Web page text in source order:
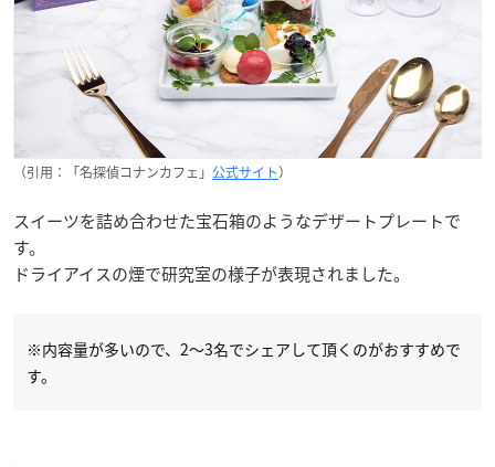
（引用：「名探偵コナンカフェ」 公式サイト）
スイーツを詰め合わせた宝石箱のようなデザートプレートで
す。
ドライアイスの煙で研究室の様子が表現されました。
※内容量が多いので、2～3名でシェアして頂くのがおすすめで
す。